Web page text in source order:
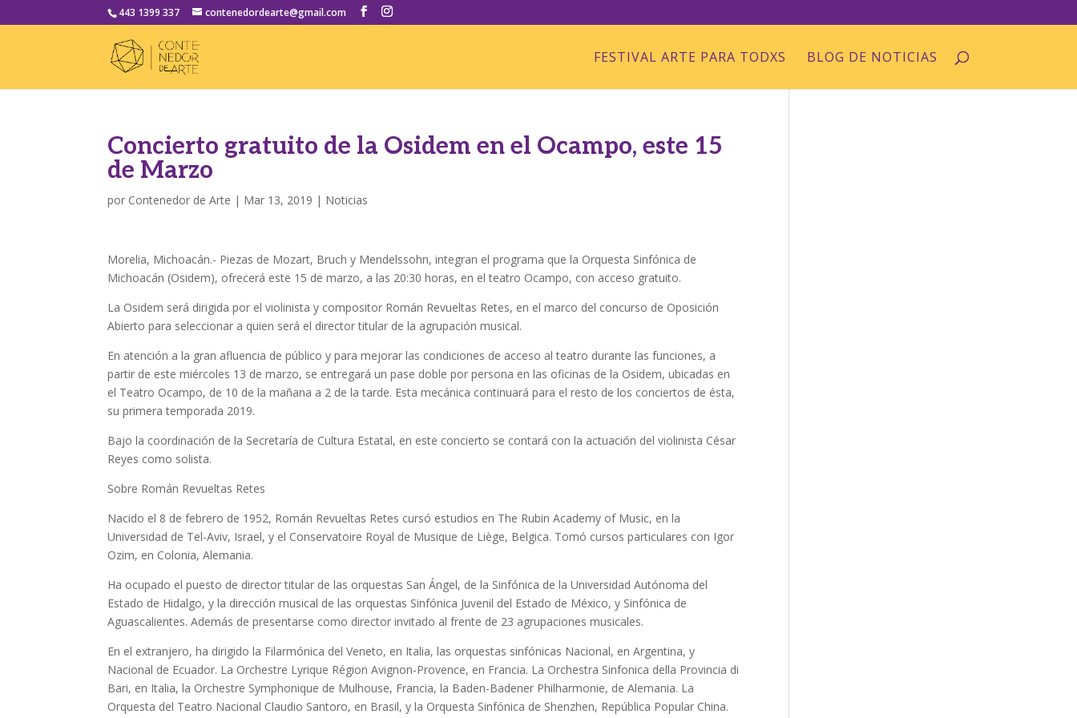
443 1399 337 contenedordearte@gmail.com
FESTIVAL ARTE PARA TODXS BLOG DE NOTICIAS
Concierto gratuito de la Osidem en el Ocampo, este 15
de Marzo
por Contenedor de Arte | Mar 13, 2019 | Noticias
Morelia, Michoacán.- Piezas de Mozart, Bruch y Mendelssohn, integran el programa que la Orquesta Sinfónica de
Michoacán (Osidem), ofrecerá este 15 de marzo, a las 20:30 horas, en el teatro Ocampo, con acceso gratuito.
La Osidem será dirigida por el violinista y compositor Román Revueltas Retes, en el marco del concurso de Oposición
Abierto para seleccionar a quien será el director titular de la agrupación musical.
En atención a la gran afluencia de público y para mejorar las condiciones de acceso al teatro durante las funciones, a
partir de este miércoles 13 de marzo, se entregará un pase doble por persona en las oficinas de la Osidem, ubicadas en
el Teatro Ocampo, de 10 de la mañana a 2 de la tarde. Esta mecánica continuará para el resto de los conciertos de ésta,
su primera temporada 2019.
Bajo la coordinación de la Secretaría de Cultura Estatal, en este concierto se contará con la actuación del violinista César
Reyes como solista.
Sobre Román Revueltas Retes
Nacido el 8 de febrero de 1952, Román Revueltas Retes cursó estudios en The Rubin Academy of Music, en la
Universidad de Tel-Aviv, Israel, y el Conservatoire Royal de Musique de Liège, Belgica. Tomó cursos particulares con Igor
Ozim, en Colonia, Alemania.
Ha ocupado el puesto de director titular de las orquestas San Ángel, de la Sinfónica de la Universidad Autónoma del
Estado de Hidalgo, y la dirección musical de las orquestas Sinfónica Juvenil del Estado de México, y Sinfónica de
Aguascalientes. Además de presentarse como director invitado al frente de 23 agrupaciones musicales.
En el extranjero, ha dirigido la Filarmónica del Veneto, en Italia, las orquestas sinfónicas Nacional, en Argentina, y
Nacional de Ecuador. La Orchestre Lyrique Région Avignon-Provence, en Francia. La Orchestra Sinfonica della Provincia di
Bari, en Italia, la Orchestre Symphonique de Mulhouse, Francia, la Baden-Badener Philharmonie, de Alemania. La
Orquesta del Teatro Nacional Claudio Santoro, en Brasil, y la Orquesta Sinfónica de Shenzhen, República Popular China.